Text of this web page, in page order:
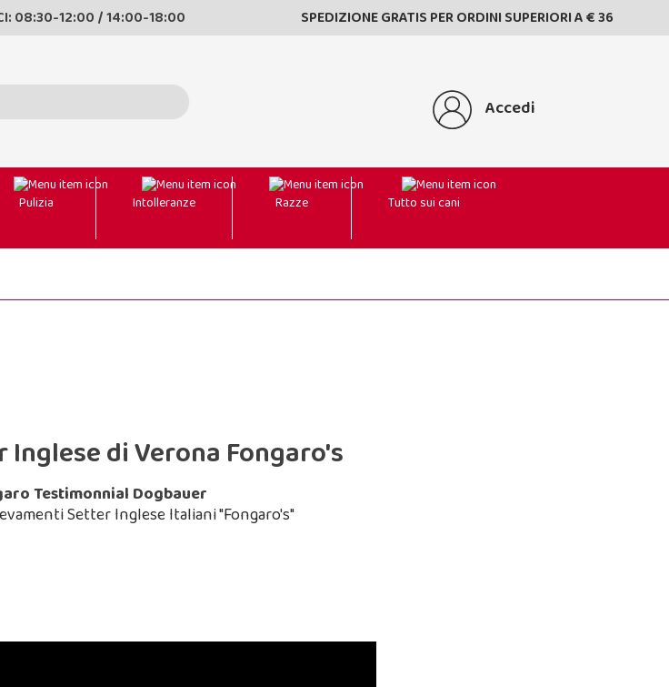
08:30-12:00 / 14:00-18:00 SPEDIZIONE GRATIS PER ORDINI SUPERIORI A € 36
Accedi
Pulizia Intolleranze Razze Tutto sui cani
di Verona Fongaro's
Testimonnial Dogbauer
Setter Inglese Italiani "Fongaro's"